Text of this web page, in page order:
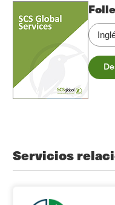
Servicios